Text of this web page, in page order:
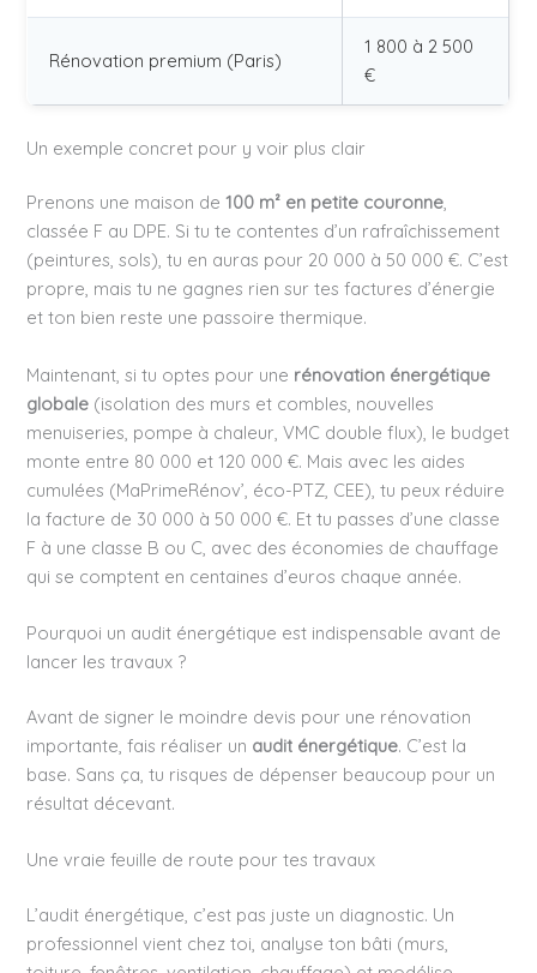
Rénovation premium (Paris)
1 800 à 2 500
€
Un exemple concret pour y voir plus clair
Prenons une maison de100 m² en petite couronne,
classée F au DPE. Si tu te contentes d’un rafraîchissement
(peintures, sols), tu en auras pour 20 000 à 50 000 €. C’est
propre, mais tu ne gagnes rien sur tes factures d’énergie
et ton bien reste une passoire thermique.
Maintenant, si tu optes pour une rénovation énergétique
globale (isolation des murs et combles, nouvelles
menuiseries, pompe à chaleur, VMC double flux), le budget
monte entre 80 000 et 120 000 €. Mais avec les aides
cumulées (MaPrimeRénov’, éco-PTZ, CEE), tu peux réduire
la facture de 30 000 à 50 000 €. Et tu passes d’une classe
F à une classe B ou C, avec des économies de chauffage
qui se comptent en centaines d’euros chaque année.
Pourquoi un audit énergétique est indispensable avant de
lancer les travaux ?
Avant de signer le moindre devis pour une rénovation
importante, fais réaliser un audit énergétique. C’est la
base. Sans ça, tu risques de dépenser beaucoup pour un
résultat décevant.
Une vraie feuille de route pour tes travaux
L’audit énergétique, c’est pas juste un diagnostic. Un
professionnel vient chez toi, analyse ton bâti (murs,